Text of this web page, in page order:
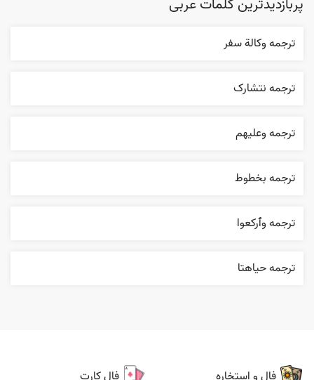
پربازدیدترین کلمات عربی
ترجمه وکالة سفر
ترجمه نتشارک
ترجمه وعليهم
ترجمه بخطوط
ترجمه وٱرکعوا
ترجمه حياهتا